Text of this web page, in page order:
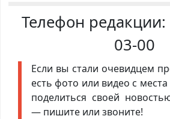
Телефон редакции:
03-00
Если вы стали очевидцем
есть фото или видео с
поделиться своей
— пишите или звоните!